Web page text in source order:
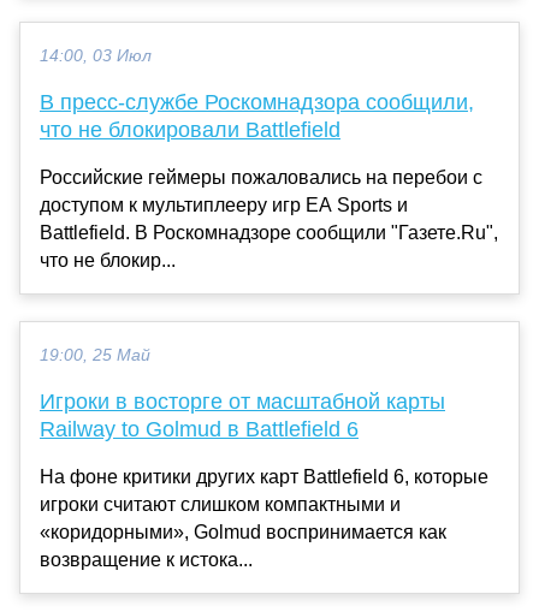
14:00, 03 Июл
В пресс-службе Роскомнадзора сообщили,
что не блокировали Battlefield
Российские геймеры пожаловались на перебои с
доступом к мультиплееру игр EA Sports и
Battlefield. В Роскомнадзоре сообщили "Газете.Ru",
что не блокир...
19:00, 25 Май
Игроки в восторге от масштабной карты
Railway to Golmud в Battlefield 6
На фоне критики других карт Battlefield 6, которые
игроки считают слишком компактными и
«коридорными», Golmud воспринимается как
возвращение к истока...